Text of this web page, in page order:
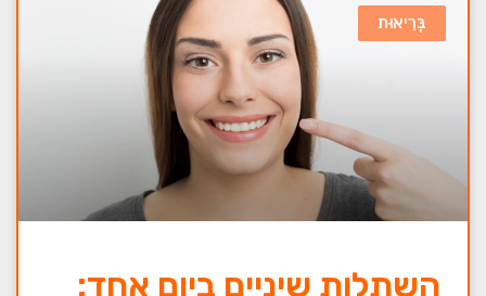
בְּרִיאוּת
השתלות שיניים ביום אחד: